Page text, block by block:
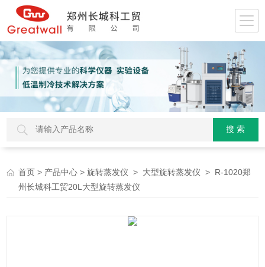
首页 > 产品中心 >旋转蒸发仪 > 大型旋转蒸发仪 > R-1020郑
州长城科工贸20L大型旋转蒸发仪